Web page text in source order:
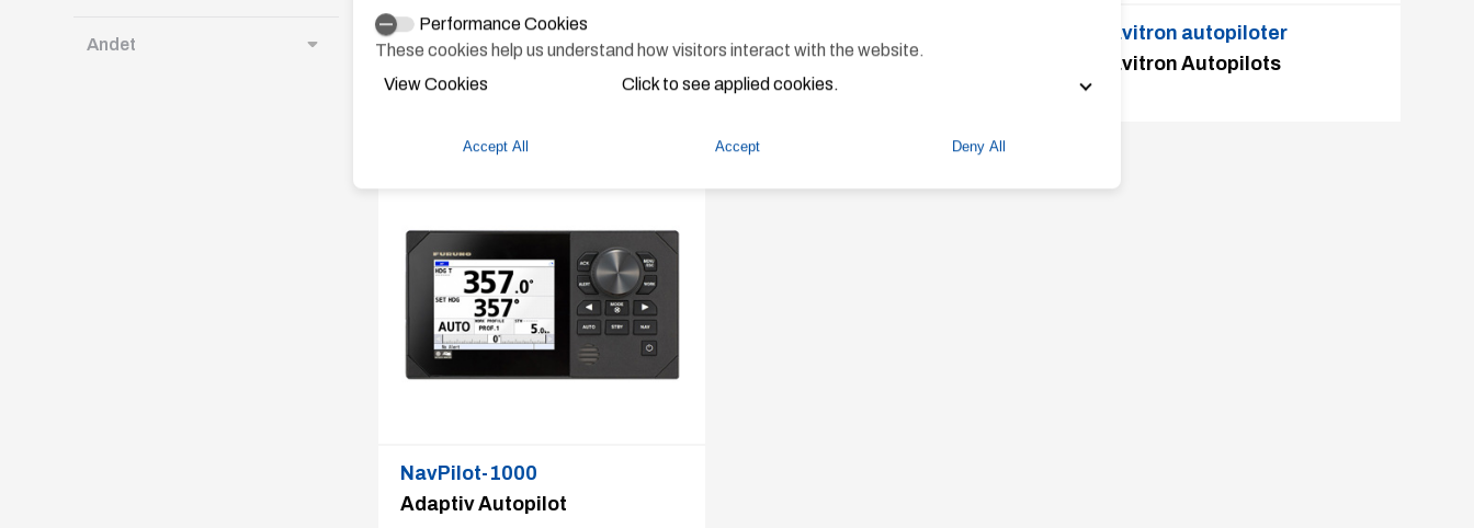
Andet
FAP-3000
Efficient Steering with
adaptive autopilot
Præcise autopiloter med
bred vifte af funktioner
Navitron autopiloter
Navitron Autopilots
NavPilot-1000
Adaptiv Autopilot
Performance Cookies
These cookies help us understand how visitors interact with the website.
View Cookies
Click to see applied cookies.
Accept All Accept Deny All